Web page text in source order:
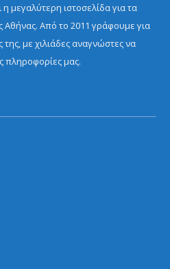
μεγαλύτερη ιστοσελίδα για τα
Από το 2011 γράφουμε για
της, με χιλιάδες αναγνώστες να
πληροφορίες μας.